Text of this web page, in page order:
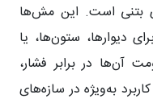
بتنی است. این مش‌ها
دیوارها، ستون‌ها، یا
آن‌ها در برابر فشار،
به‌ویژه در سازه‌های